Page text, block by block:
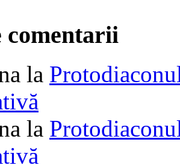
comentarii
la
la